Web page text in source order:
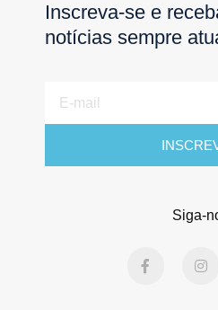
Inscreva-se e
notícias sempre
mail
Siga-
a
n